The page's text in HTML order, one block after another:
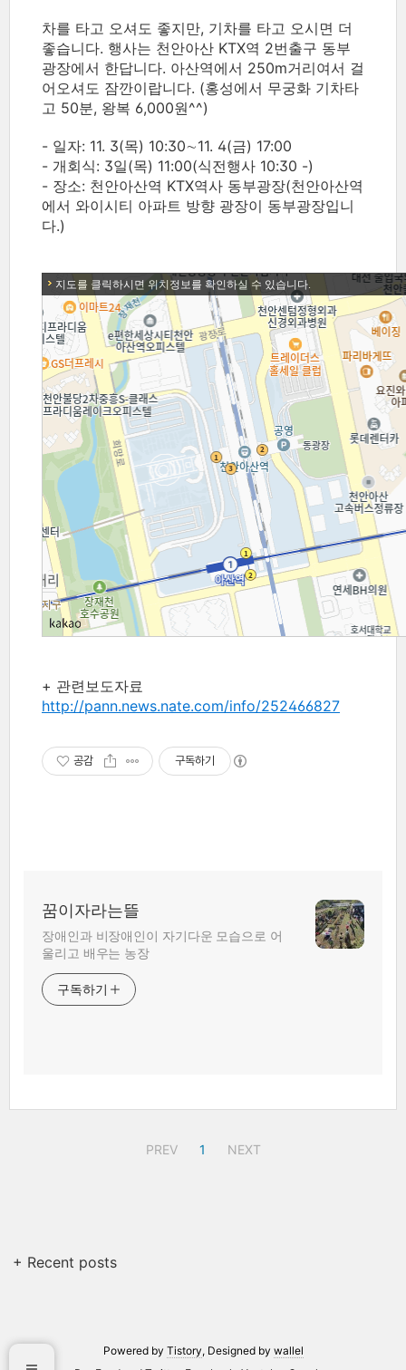
차를 타고 오셔도 좋지만, 기차를 타고 오시면 더
좋습니다. 행사는 천안아산 KTX역 2번출구 동부
광장에서 한답니다. 아산역에서 250m거리여서 걸
어오셔도 잠깐이랍니다. (홍성에서 무궁화 기차타
고 50분, 왕복 6,000원^^)
- 일자: 11. 3(목) 10:30∼11. 4(금) 17:00
- 개회식: 3일(목) 11:00(식전행사 10:30 -)
- 장소: 천안아산역 KTX역사 동부광장(천안아산역
에서 와이시티 아파트 방향 광장이 동부광장입니
다.)
지도를 클릭하시면 위치정보를 확인하실 수 있습니다.
+ 관련보도자료
http://pann.news.nate.com/info/252466827
공감 구독하기
꿈이자라는뜰
장애인과 비장애인이 자기다운 모습으로 어
울리고 배우는 농장
구독하기
PREV 1 NEXT
+ Recent posts
Powered by Tistory, Designed by wallel